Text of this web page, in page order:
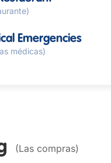
Emergencies
médicas)
(Las compras)